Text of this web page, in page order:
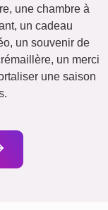
Famille
Retraite